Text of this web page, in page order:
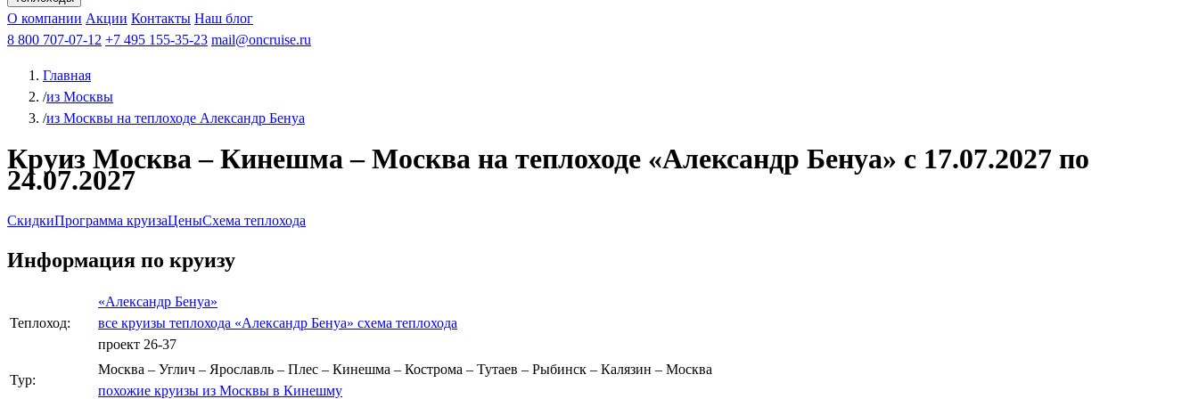
Афанасий Никитин Октябрьская революция
О компании Акции Контакты Наш блог
8 800 707-07-12 +7 495 155-35-23 mail@oncruise.ru
Главная
/из Москвы
/из Москвы на теплоходе Александр Бенуа
Круиз Москва – Кинешма – Москва на теплоходе «Александр Бенуа» с 17.07.2027 по
24.07.2027
СкидкиПрограмма круизаЦеныСхема теплохода
Информация по круизу
Теплоход:
«Александр Бенуа»
все круизы теплохода «Александр Бенуа» схема теплохода
проект 26-37
Тур:
Москва – Углич – Ярославль – Плес – Кинешма – Кострома – Тутаев – Рыбинск – Калязин – Москва
похожие круизы из Москвы в Кинешму